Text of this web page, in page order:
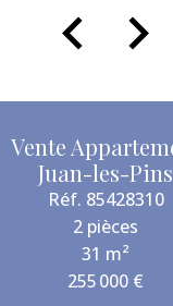
Vente
Juan-les-Pins
Réf. 85428310
2 pièces
31 m²
255 000 €